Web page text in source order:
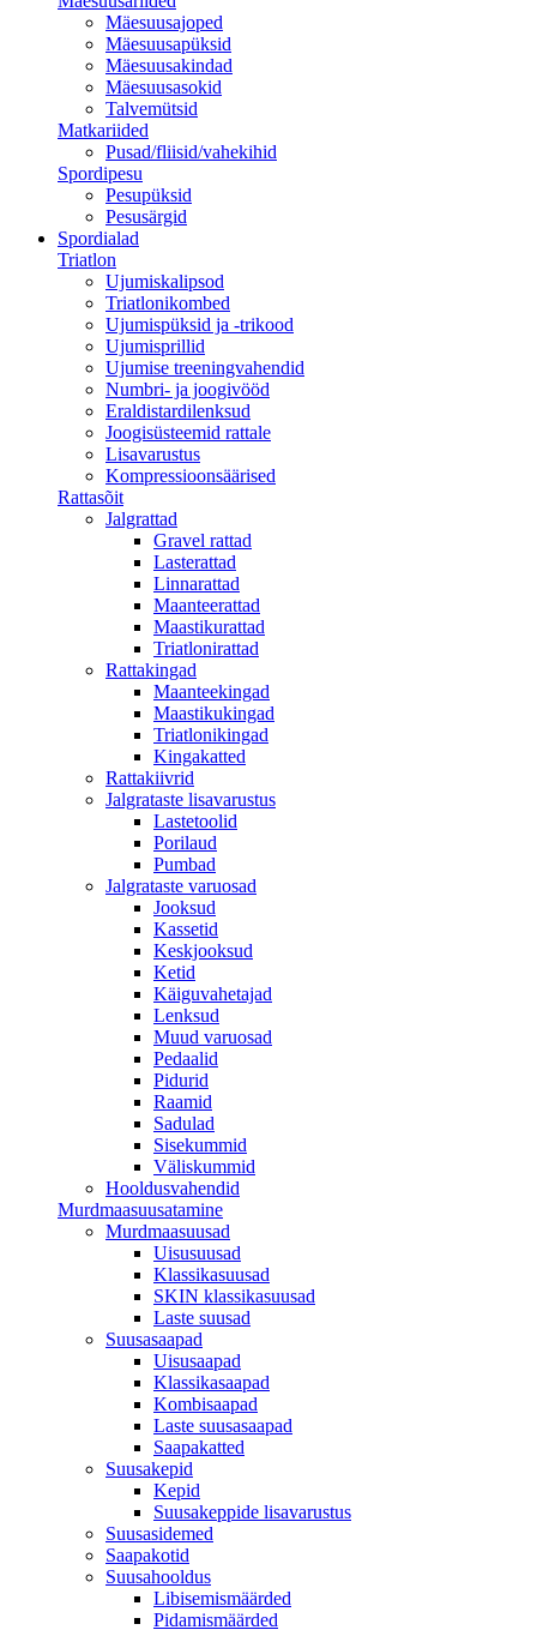
Mäesuusajoped
Mäesuusapüksid
Mäesuusakindad
Mäesuusasokid
Talvemütsid
Matkariided
Pusad/fliisid/vahekihid
Spordipesu
Pesupüksid
Pesusärgid
Spordialad
Triatlon
Ujumiskalipsod
Triatlonikombed
Ujumispüksid ja -trikood
Ujumisprillid
Ujumise treeningvahendid
Numbri- ja joogivööd
Eraldistardilenksud
Joogisüsteemid rattale
Lisavarustus
Kompressioonsäärised
Rattasõit
Jalgrattad
Gravel rattad
Lasterattad
Linnarattad
Maanteerattad
Maastikurattad
Triatlonirattad
Rattakingad
Maanteekingad
Maastikukingad
Triatlonikingad
Kingakatted
Rattakiivrid
Jalgrataste lisavarustus
Lastetoolid
Porilaud
Pumbad
Jalgrataste varuosad
Jooksud
Kassetid
Keskjooksud
Ketid
Käiguvahetajad
Lenksud
Muud varuosad
Pedaalid
Pidurid
Raamid
Sadulad
Sisekummid
Väliskummid
Hooldusvahendid
Murdmaasuusatamine
Murdmaasuusad
Uisusuusad
Klassikasuusad
SKIN klassikasuusad
Laste suusad
Suusasaapad
Uisusaapad
Klassikasaapad
Kombisaapad
Laste suusasaapad
Saapakatted
Suusakepid
Kepid
Suusakeppide lisavarustus
Suusasidemed
Saapakotid
Suusahooldus
Libisemismäärded
Pidamismäärded